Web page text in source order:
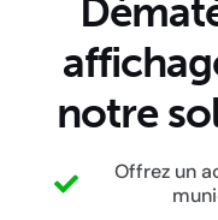
notre
Offrez un